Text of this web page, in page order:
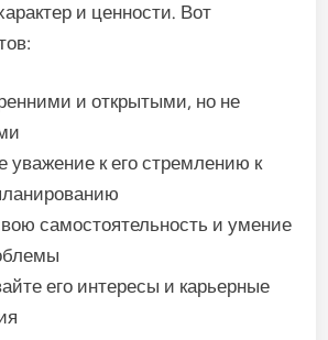
и ценности. Вот
и открытыми, но не
уважение к его стремлению к
самостоятельность и умение
его интересы и карьерные